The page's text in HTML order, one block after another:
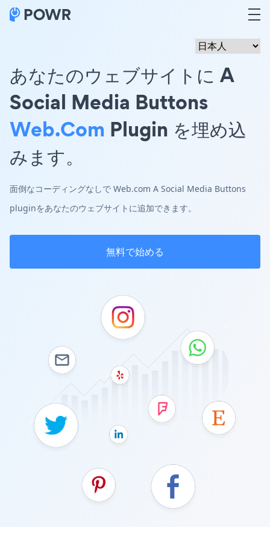
あなたのウェブサイトに A
Social Media Buttons
Web.com Plugin を埋め込
みます。
面倒なコーディングなしで Web.com A Social Media Buttons
pluginをあなたのウェブサイトに追加できます。
無料で始める